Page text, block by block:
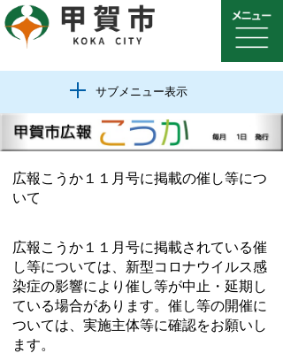
サブメニュー表示
広報こうか１１ 月号に掲載の催し等につ
いて
広報こうか１１月号に掲載されている催
し等については、新型コロナウイルス感
染症の影響により催し等が中止・延期し
ている場合があります。催し等の開催に
ついては、実施主体等に確認をお願いし
ます。